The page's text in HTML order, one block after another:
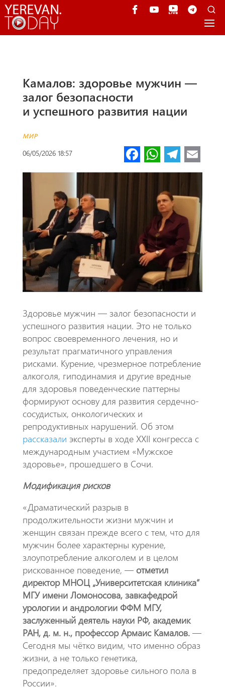
Камалов: здоровье мужчин —
залог безопасности
и успешного развития нации
МИР
06/05/2026 18:57 Fa
ce
k
W
h
at
s
A
p
p
Te
le
a
m
m
Здоровье мужчин — залог безопасности и
успешного развития нации. Это не только
вопрос своевременного лечения, но и
результат прагматичного управления
рисками. Курение, чрезмерное потребление
алкоголя, гиподинамия и другие вредные
для здоровья поведенческие паттерны
формируют основу для развития сердечно-
сосудистых, онкологических и
репродуктивных нарушений. Об этом
рассказали эксперты в ходе XXII конгресса с
международным участием «Мужское
здоровье», прошедшего в Сочи.
Модификация рисков
«Драматический разрыв в
продолжительности жизни мужчин и
женщин связан прежде всего с тем, что для
мужчин более характерны курение,
злоупотребление алкоголем и в целом
рискованное поведение, — отметил
директор МНОЦ „Университетская клиника“
МГУ имени Ломоносова, завкафедрой
урологии и андрологии ФФМ МГУ,
заслуженный деятель науки РФ, академик
РАН, д. м. н., профессор Армаис Камалов.—
Сегодня мы чётко видим, что именно образ
жизни, а не только генетика,
предопределяет здоровье сильного пола в
России».